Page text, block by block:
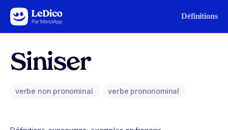
Aller au contenu Définitions
Siniser
verbe non pronominal verbe prononominal